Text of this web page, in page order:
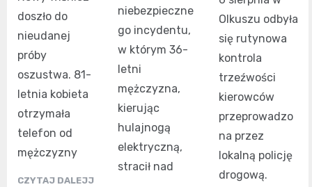
doszło do
nieudanej
próby
oszustwa. 81-
letnia kobieta
otrzymała
telefon od
mężczyzny
CZYTAJ DALEJJ
niebezpieczne
go incydentu,
w którym 36-
letni
mężczyzna,
kierując
hulajnogą
elektryczną,
stracił nad
Olkuszu odbyła
się rutynowa
kontrola
trzeźwości
kierowców
przeprowadzo
na przez
lokalną policję
drogową.